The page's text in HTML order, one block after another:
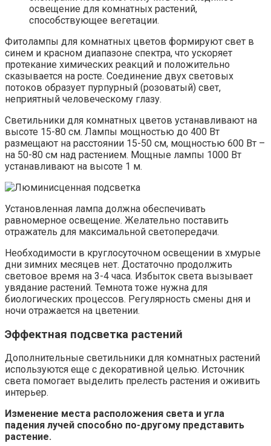
освещение для комнатных растений,
способствующее вегетации.
Фитолампы для комнатных цветов формируют свет в
синем и красном диапазоне спектра, что ускоряет
протекание химических реакций и положительно
сказывается на росте. Соединение двух световых
потоков образует пурпурный (розоватый) свет,
неприятный человеческому глазу.
Светильники для комнатных цветов устанавливают на
высоте 15-80 см. Лампы мощностью до 400 Вт
размещают на расстоянии 15-50 см, мощностью 600 Вт –
на 50-80 см над растением. Мощные лампы 1000 Вт
устанавливают на высоте 1 м.
Установленная лампа должна обеспечивать
равномерное освещение. Желательно поставить
отражатель для максимальной светопередачи.
Необходимости в круглосуточном освещении в хмурые
дни зимних месяцев нет. Достаточно продолжить
световое время на 3-4 часа. Избыток света вызывает
увядание растений. Темнота тоже нужна для
биологических процессов. Регулярность смены дня и
ночи отражается на цветении.
Эффектная подсветка растений
Дополнительные светильники для комнатных растений
используются еще с декоративной целью. Источник
света помогает выделить прелесть растения и оживить
интерьер.
Изменение места расположения света и угла
падения лучей способно по-другому представить
растение.